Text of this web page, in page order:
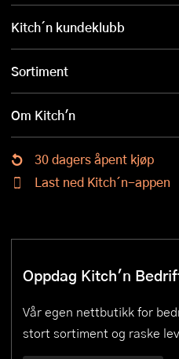
Kitch´n kundeklubb
Sortiment
Om Kitch'n
30 dagers åpent kjøp
Last ned Kitch´n-appen
Oppdag Kitch'n
Vår egen nettbutikk for
stort sortiment og raske